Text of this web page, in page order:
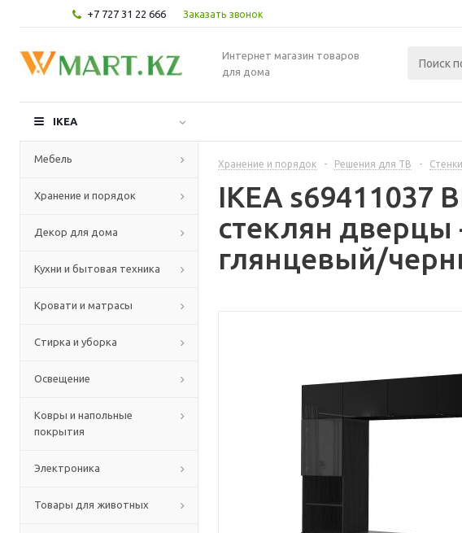
+7 727 31 22 666 Заказать звонок
Интернет магазин товаров
для дома
IKEA
Мебель
Хранение и порядок
Декор для дома
Кухни и бытовая техника
Кровати и матрасы
Стирка и уборка
Освещение
Ковры и напольные
покрытия
Электроника
Товары для животных
Хранение и порядок - Решения для ТВ -
IKEA
стеклян
глянцевый/